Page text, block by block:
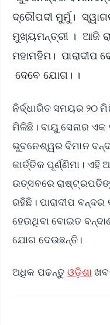
ଦ୍ରୌପଦୀ ମୁର୍ମୁ।
ମୁଖ୍ୟମନ୍ତ୍ରୀ । ଆଜି
ମହାମହିମ। ପାରାଦୀପ
ଦେବେ ଯୋଗ। ।
ନିର୍ଦ୍ଧାରିତ ସମୟର ୨୦
ମିଳିଛି। ବାୟୁ ସେନାର
ଭୁବନେଶ୍ୱର ବିମାନ
କାର୍ତ୍ତିକ ପୂର୍ଣ୍ଣିମା।
ଉତ୍ସବରେ
ରହିଛି। ପାରାଦୀପ
ହେଉଥିବା ବୋଇତ
ଯୋଗ ଦେଉଛନ୍ତି।
ଅଧିକ ପଢନ୍ତୁ ଓଡ଼ିଶା